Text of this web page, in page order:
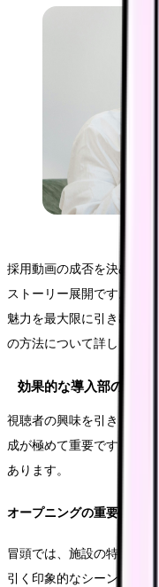
採用動画の成否を決める
ストーリー展開です。こ
魅力を最大限に引き出し
の方法について詳しく解説
効果的な導入部の作り方
視聴者の興味を引き、最
成が極めて重要です。特
あります。
オープニングの重要性
冒頭では、施設の特徴や
引く印象的なシーンを用